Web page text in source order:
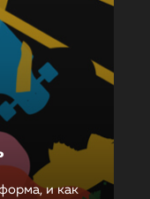
и как